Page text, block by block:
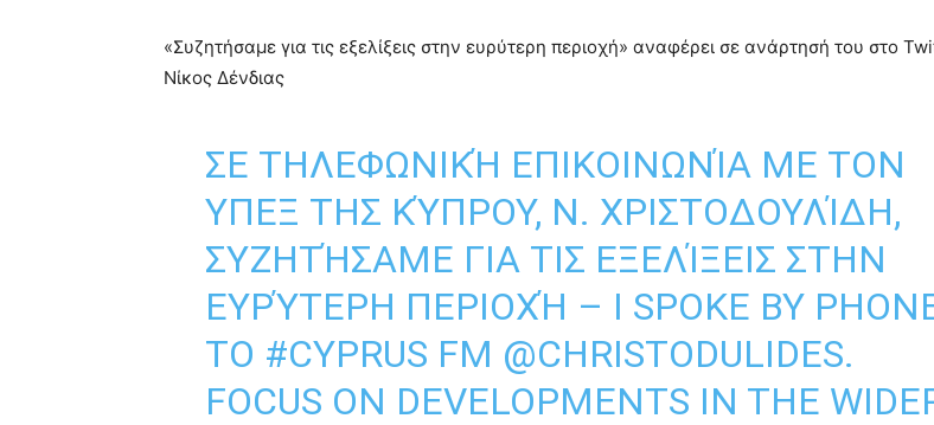
«Συζητήσαμε για τις εξελίξεις στην ευρύτερη περιοχή» αναφέρει σε ανάρτησή του στο
Νίκος Δένδιας
ΣΕ ΤΗΛΕΦΩΝΙΚΉ ΕΠΙΚΟΙΝΩΝΊΑ ΜΕ ΤΟΝ
ΥΠΕΞ ΤΗΣ ΚΎΠΡΟΥ, Ν. ΧΡΙΣΤΟΔΟΥΛΊΔΗ,
ΣΥΖΗΤΉΣΑΜΕ ΓΙΑ ΤΙΣ ΕΞΕΛΊΞΕΙΣ ΣΤΗΝ
ΕΥΡΎΤΕΡΗ ΠΕΡΙΟΧΉ – Ι SPOKE BY
TO #CYPRUS FM @CHRISTODULIDES.
FOCUS ON DEVELOPMENTS IN THE